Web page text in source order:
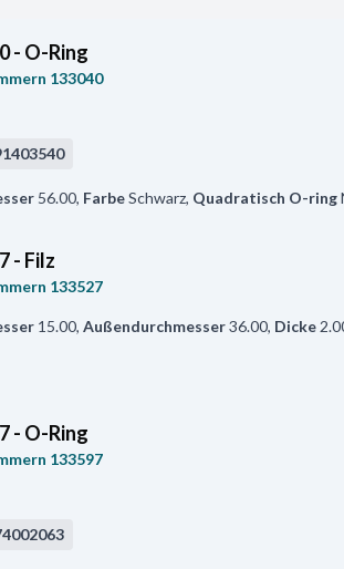
- O-Ring
133040
56.00, FarbeSchwarz, Quadratisch O-ring
- Filz
133527
15.00, Außendurchmesser36.00, Dicke
- O-Ring
133597